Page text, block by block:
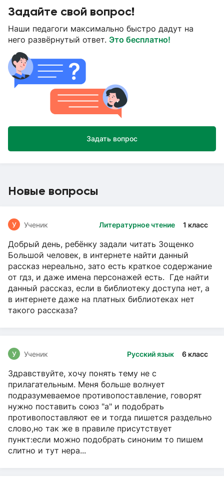
Задайте свой вопрос!
Наши педагоги максимально быстро дадут на
него развёрнутый ответ. Это бесплатно!
Задать вопрос
Новые вопросы
Литературное чтение 1 класс
У Ученик
Добрый день, ребёнку задали читать Зощенко
Большой человек, в интернете найти данный
рассказ нереально, зато есть краткое содержание
от гдз, и даже имена персонажей есть. Где найти
данный рассказ, если в библиотеку доступа нет, а
в интернете даже на платных библиотеках нет
такого рассказа?
Русский язык 6 класс
У Ученик
Здравствуйте, хочу понять тему не с
прилагательным. Меня больше волнует
подразумеваемое противопоставление, говорят
нужно поставить союз "а" и подобрать
противопоставляют ее и тогда пишется раздельно
слово,но так же в правиле присутствует
пункт:если можно подобрать синоним то пишем
слитно и тут нера...